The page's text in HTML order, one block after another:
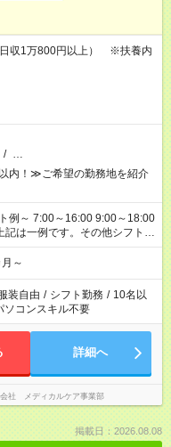
収1万800円以上） ※扶養内
/ …
内！≫ご希望の勤務地を紹介
～
装自由 / シフト勤務 / 10名以
ソコンスキル不要
詳細へ
会社 メディカルケア事業部
掲載日：2026.08.08